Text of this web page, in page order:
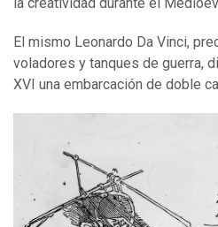
El mismo Leonardo Da Vinci,
voladores y tanques de guerra,
XVI una embarcación de doble